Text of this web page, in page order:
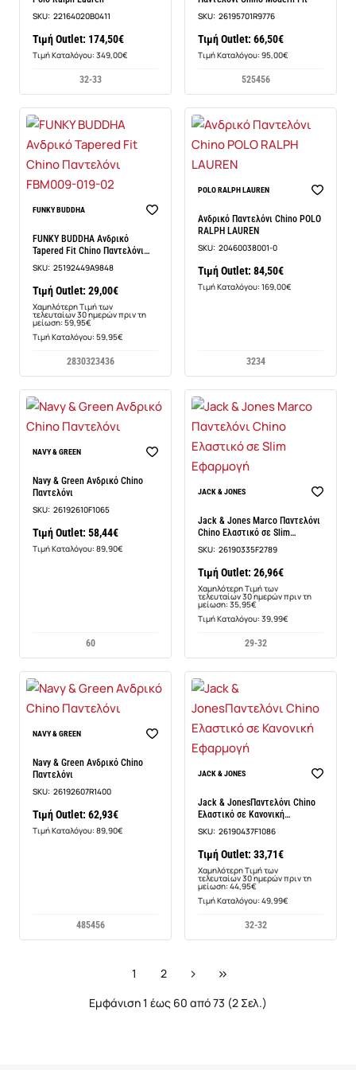
SKU: 22164020B0411
Τιμή Outlet: 174,50€
Τιμή Καταλόγου: 349,00€
32-33
SKU: 26195701R9776
Τιμή Outlet: 66,50€
Τιμή Καταλόγου: 95,00€
525456
-52%
FUNKY BUDDHA
FUNKY BUDDHA Ανδρικό
Tapered Fit Chino Παντελόνι
FBM009-019-02
SKU: 25192449A9848
Τιμή Outlet: 29,00€
Χαμηλότερη Τιμή των
τελευταίων 30 ημερών πριν τη
μείωση: 59,95€
Τιμή Καταλόγου: 59,95€
2830323436
POLO RALPH LAUREN
Ανδρικό Παντελόνι Chino POLO
RALPH LAUREN
SKU: 20460038001-0
Τιμή Outlet: 84,50€
Τιμή Καταλόγου: 169,00€
3234
NAVY & GREEN
Navy & Green Ανδρικό Chino
Παντελόνι
SKU: 26192610F1065
Τιμή Outlet: 58,44€
Τιμή Καταλόγου: 89,90€
60
-25%
JACK & JONES
Jack & Jones Marco Παντελόνι
Chino Ελαστικό σε Slim
Εφαρμογή
SKU: 26190335F2789
Τιμή Outlet: 26,96€
Χαμηλότερη Τιμή των
τελευταίων 30 ημερών πριν τη
μείωση: 35,95€
Τιμή Καταλόγου: 39,99€
29-32
NAVY & GREEN
Navy & Green Ανδρικό Chino
Παντελόνι
SKU: 26192607R1400
Τιμή Outlet: 62,93€
Τιμή Καταλόγου: 89,90€
485456
-25%
JACK & JONES
Jack & JonesΠαντελόνι Chino
Ελαστικό σε Κανονική
Εφαρμογή
SKU: 26190437F1086
Τιμή Outlet: 33,71€
Χαμηλότερη Τιμή των
τελευταίων 30 ημερών πριν τη
μείωση: 44,95€
Τιμή Καταλόγου: 49,99€
32-32
1
2
Εμφάνιση 1 έως 60 από 73 (2 Σελ.)